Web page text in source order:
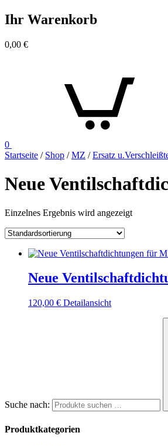
Ihr Warenkorb
0,00 €
0
Startseite / Shop /MZ /Ersatz
Neue
Einzelnes Ergebnis wird angezeigt
Neue
120,00 € Detailansicht
Suche nach:
Produktkategorien